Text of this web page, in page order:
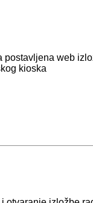
web
kioska